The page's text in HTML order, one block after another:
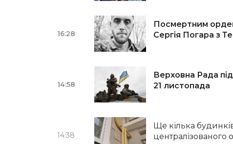
16:28
Посмертним
Сергія Погара з
14:58
Верховна Рада
21 листопада
14:38
Ще кілька
централізованого